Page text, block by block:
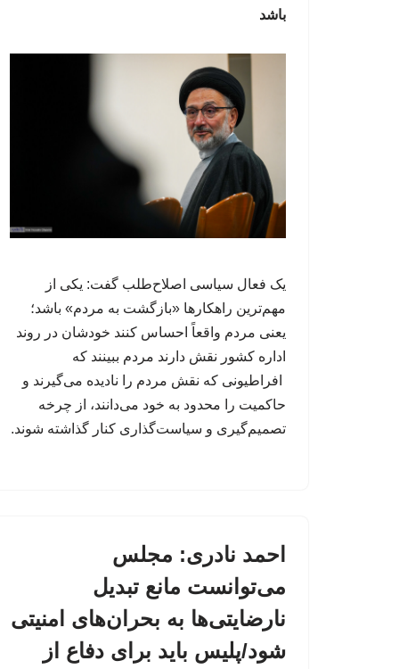
باشد
یک فعال سیاسی اصلاح‌طلب گفت: یکی از
مهم‌ترین راهکارها «بازگشت به مردم» باشد؛
یعنی مردم واقعاً احساس کنند خودشان در روند
اداره کشور نقش دارند مردم ببینند که
افراطیونی که نقش مردم را نادیده می‌گیرند و
حاکمیت را محدود به خود می‌دانند، از چرخه
تصمیم‌گیری و سیاست‌گذاری کنار گذاشته شوند.
احمد نادری: مجلس
می‌توانست مانع تبدیل
نارضایتی‌ها به بحران‌های امنیتی
شود/پلیس باید برای دفاع از